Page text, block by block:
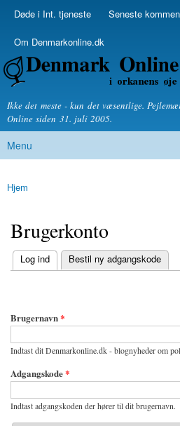
Skip to
Secondary menu
Døde i Int. tjeneste Seneste
Om Denmarkonline.dk
Denmarkonline.dk -
Ikke det meste - kun det væsentlige.
Online siden 31. juli 2005.
Main menu
Menu
You are here
Hjem
Brugerkonto
Primary tabs
Log ind
(active tab) Bestil ny adgangskode
Brugernavn*
Indtast dit Denmarkonline.dk - blognyheder om
Adgangskode*
Indtast adgangskoden der hører til dit brugernavn.